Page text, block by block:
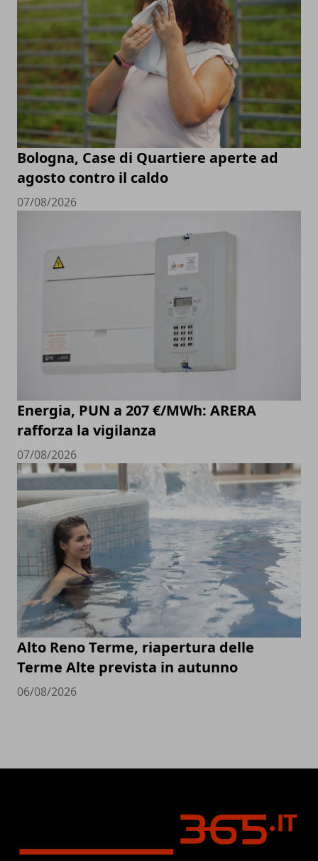
Bologna, Case di Quartiere aperte ad
agosto contro il caldo
07/08/2026
Energia, PUN a 207 €/MWh: ARERA
rafforza la vigilanza
07/08/2026
Alto Reno Terme, riapertura delle
Terme Alte prevista in autunno
06/08/2026